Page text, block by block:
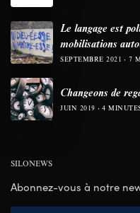
Le langage est
mobilisations
SEPTEMBRE 2021 7
Changeons de
JUIN 2019 4
SILONEWS
Abonnez-vous à notre